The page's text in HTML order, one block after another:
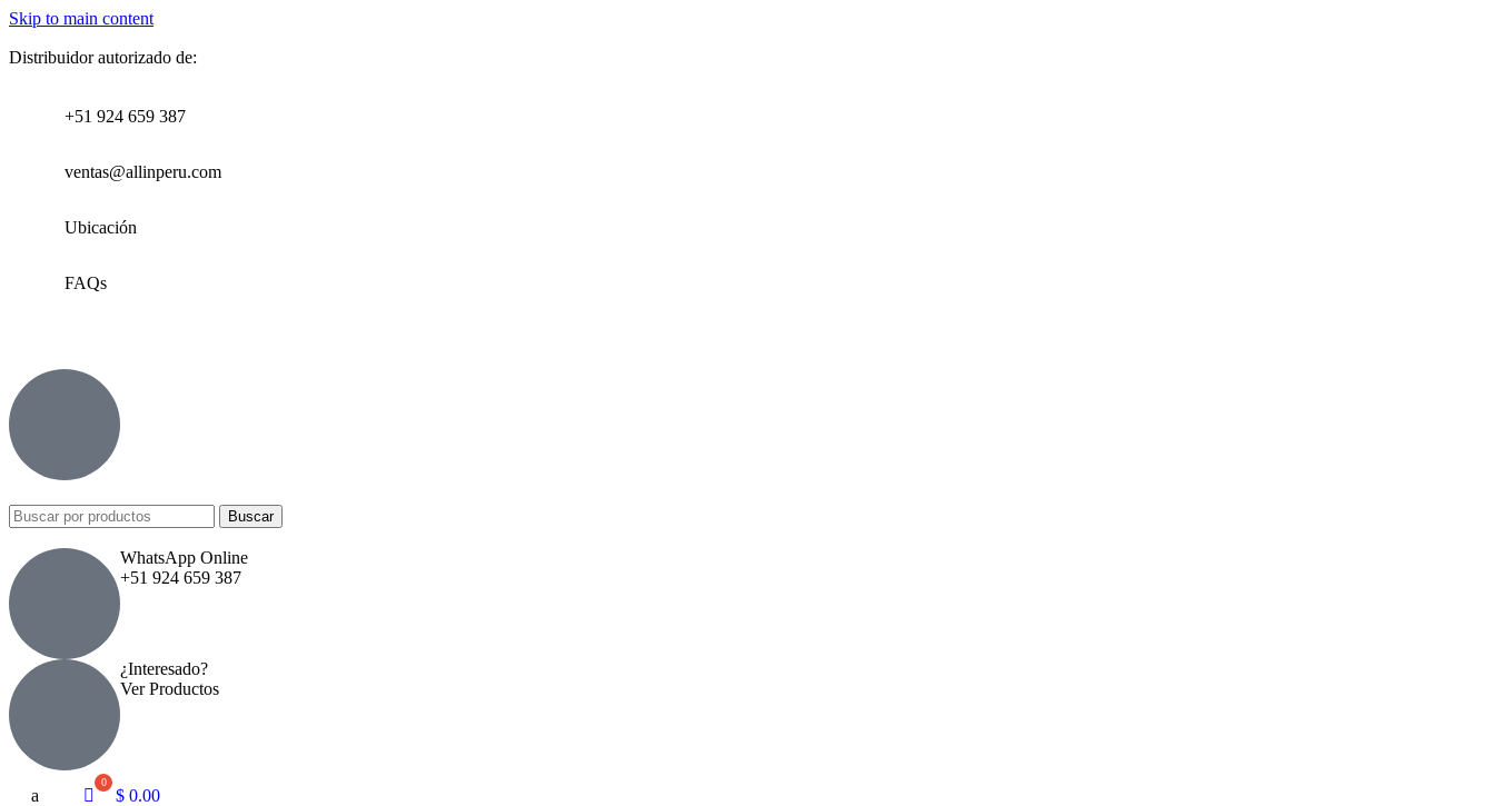
Skip to main content
Distribuidor autorizado de:
+51 924 659 387
ventas@allinperu.com
Ubicación
FAQs
Buscar
WhatsApp Online
+51 924 659 387
¿Interesado?
Ver Productos
a $ 0.00